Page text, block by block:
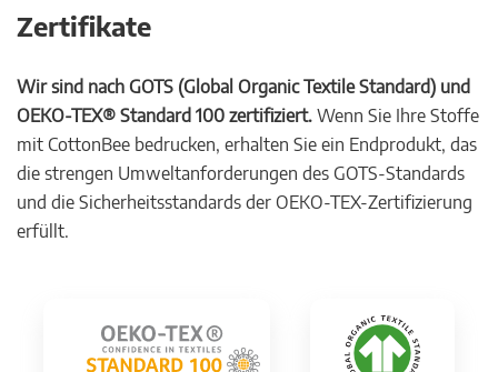
Zertifikate
Wir sind nach GOTS (Global Organic Textile Standard) und
OEKO-TEX® Standard 100 zertifiziert. Wenn Sie Ihre Stoffe
mit CottonBee bedrucken, erhalten Sie ein Endprodukt, das
die strengen Umweltanforderungen des GOTS-Standards
und die Sicherheitsstandards der OEKO-TEX-Zertifizierung
erfüllt.